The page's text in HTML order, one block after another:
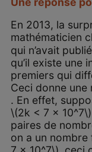
En 2013, la
mathématicien
qui n’avait
qu’il existe une
premiers qui
Ceci donne
. En effet,
\(2k < 7 × 10^7\)
paires de
on a un nombre